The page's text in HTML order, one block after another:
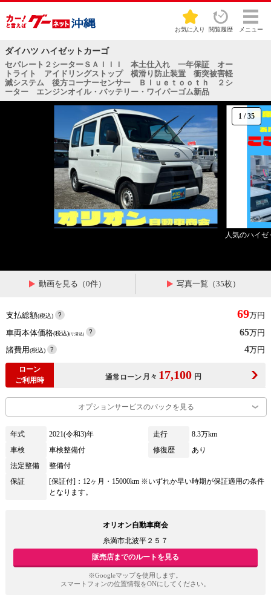
お気に入り 閲覧履歴 メニュー
ダイハツ ハイゼットカーゴ
セパレート２シーターＳＡＩＩＩ 本土仕入れ 一年保証 オー
トライト アイドリングストップ 横滑り防止装置 衝突被害軽
減システム 後方コーナーセンサー Ｂｌｕｅｔｏｏｔｈ ２シ
ーター エンジンオイル・バッテリー・ワイパーゴム新品
1 /35
人気のハイ
動画を見る（0件） 写真一覧（35枚）
支払総額(税込) 69万円
車両本体価格(税込)(リ済込) 65万円
諸費用(税込) 4万円
ローン
ご利用時
通常ローン 月々 17,100 円
オプションサービスのパックを見る
年式 2021(令和3)年 走行
8.3万km
車検
車検整備付 修復歴
あり
法定整備
整備付
保証
[保証付]：12ヶ月・15000km ※いずれか早い時期が保証適用の条件
となります。
オリオン自動車商会
糸満市北波平２５７
販売店までのルートを見る
※Googleマップを使用します。
スマートフォンの位置情報をONにしてください。